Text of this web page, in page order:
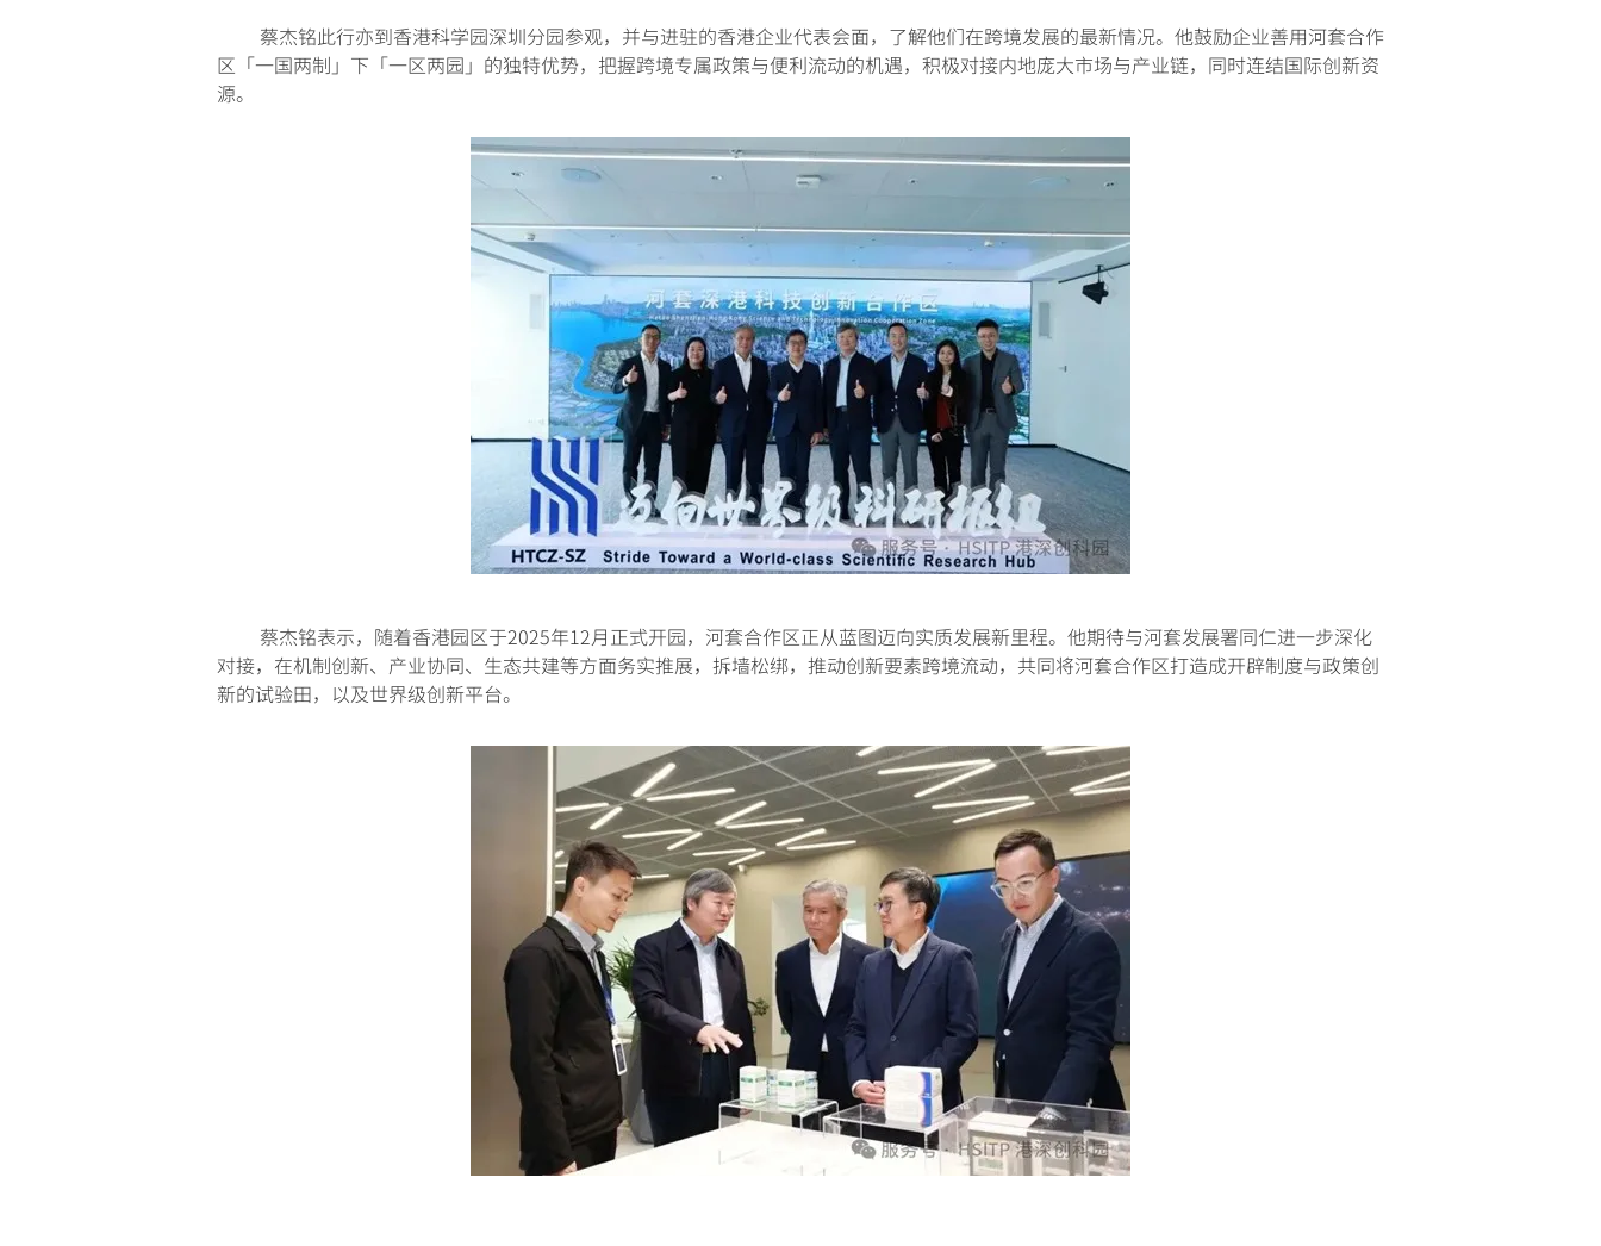
蔡杰铭此行亦到香港科学园深圳分园参观，并与进驻的香港企业代表会面，了解他们在跨境发展的最新情况。他鼓励企业善用河套合作
区「一国两制」下「一区两园」的独特优势，把握跨境专属政策与便利流动的机遇，积极对接内地庞大市场与产业链，同时连结国际创新资
源。
蔡杰铭表示，随着香港园区于2025年12月正式开园，河套合作区正从蓝图迈向实质发展新里程。他期待与河套发展署同仁进一步深化
对接，在机制创新、产业协同、生态共建等方面务实推展，拆墙松绑，推动创新要素跨境流动，共同将河套合作区打造成开辟制度与政策创
新的试验田，以及世界级创新平台。